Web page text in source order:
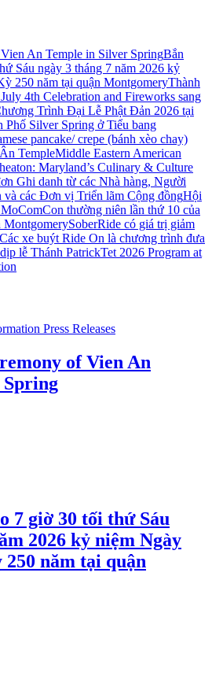
An Temple in Silver SpringBắn
Sáu ngày 3 tháng 7 năm 2026 kỷ
250 năm tại quận MontgomeryThành
4th Celebration and Fireworks sang
Trình Đại Lễ Phật Đản 2026 tại
Silver Spring ở Tiểu bang
pancake/ crepe (bánh xèo chay)
TempleMiddle Eastern American
Maryland’s Culinary & Culture
Ghi danh từ các Nhà hàng, Người
và các Đơn vị Triển lãm Cộng đồngHội
thường niên lần thứ 10 của
MontgomerySoberRide có giá trị giảm
xe buýt Ride On là chương trình đưa
lễ Thánh PatrickTet 2026 Program at
Press Releases
of Vien An
7 giờ 30 tối thứ Sáu
2026 kỷ niệm Ngày
năm tại quận